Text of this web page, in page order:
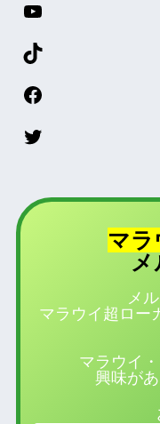
マラ
メ
メ
マラウイ超ロー
マラウイ
興味が